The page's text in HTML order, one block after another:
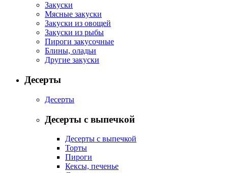
Закуски
Мясные закуски
Закуски из овощей
Закуски из рыбы
Пироги закусочные
Блины, оладьи
Другие закуски
Десерты
Десерты
Десерты с выпечкой
Десерты с выпечкой
Торты
Пироги
Кексы, печенье